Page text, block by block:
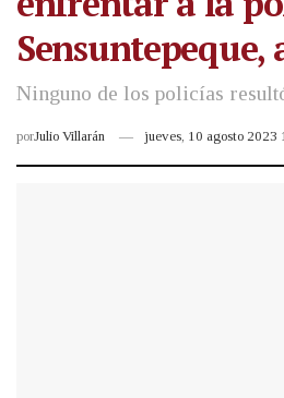
Sensuntepeque,
Ninguno de los policías
porJulio Villarán jueves, 10 agosto 2023